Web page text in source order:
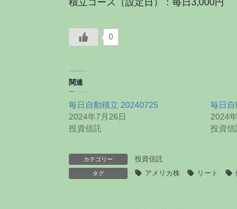
0
関連
毎日自動積立 20240725
2024年7月26日
投資信託
毎日
2024
投資信
カテゴリー 投資信託
タグ アメリカ株 リート